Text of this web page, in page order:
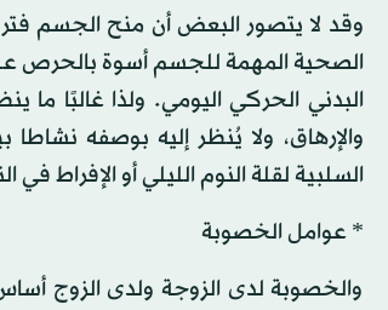
وقد لا يتصور البعض أن منح الجسم فترة
الصحية المهمة للجسم أسوة بالحرص
البدني الحركي اليومي. ولذا غالبًا ما
والإرهاق، ولا يُنظر إليه بوصفه
السلبية لقلة النوم الليلي أو الإفراط
* عوامل الخصوبة
والخصوبة لدى الزوجة ولدى الزوج